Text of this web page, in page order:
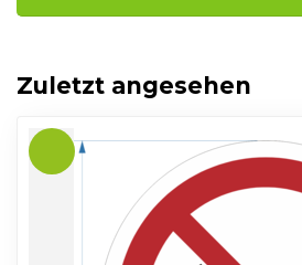
Zuletzt angesehen